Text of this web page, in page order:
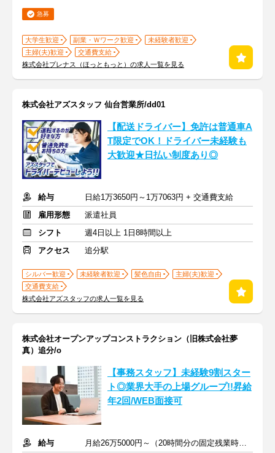
急募
大学生歓迎 副業・Ｗワーク歓迎
未経験者歓迎
主婦(夫)歓迎
交通費支給
株式会社プレナス（ほっともっと）の求人一覧を見る
株式会社アズスタッフ 仙台営業所/dd01
【配送ドライバー】免許は普通車A
T限定でOK！ドライバー未経験も
大歓迎★日払い制度あり◎
給与
日給1万3650円～1万7063円 + 交通費支給
雇用形態
派遣社員
シフト
週4日以上 1日8時間以上
アクセス
追分駅
シルバー歓迎 未経験者歓迎 髪色自由
主婦(夫)歓迎
交通費支給
株式会社アズスタッフの求人一覧を見る
株式会社オープンアップコンストラクション（旧株式会社夢
真）追分/o
【事務スタッフ】未経験9割スター
ト◎業界大手の上場グループ!!昇給
年2回/WEB面接可
給与
月給26万5000円～（20時間分の固定残業時間代を含む）